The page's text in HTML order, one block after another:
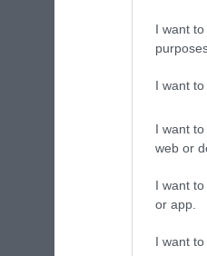
I want
I want
I want
web or
I want
or app.
I want